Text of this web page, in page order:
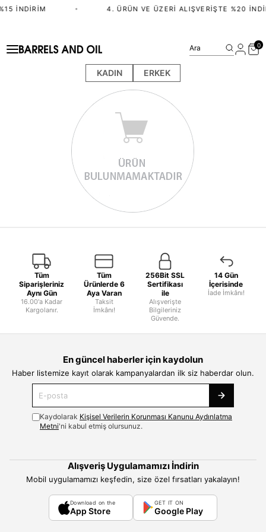
İNDIRIM • 4. ÜRÜN VE ÜZERI ALIŞVERIŞTE %20
KADIN ERKEK
Ara 0
Tüm
Siparişleriniz
Aynı Gün
16.00'a Kadar
Kargolanır.
Tüm
Ürünlerde 6
Aya Varan
Taksit
İmkânı!
256Bit SSL
Sertifikası
ile
Alışverişte
Bilgileriniz
Güvende.
14 Gün
İçerisinde
İade İmkânı!
En güncel haberler için kaydolun
Haber listemize kayıt olarak kampanyalardan ilk siz haberdar olun.
Kaydolarak Kişisel Verilerin Korunması Kanunu Aydınlatma
Metni'ni kabul etmiş olursunuz.
Alışveriş Uygulamamızı İndirin
Mobil uygulamamızı keşfedin, size özel fırsatları yakalayın!
Download on the
App Store
GET IT ON
Google Play